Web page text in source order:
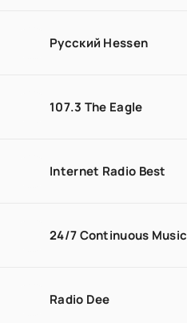
Русский Hessen
107.3 The Eagle
Internet Radio Best
24/7 Continuous Music
Radio Dee